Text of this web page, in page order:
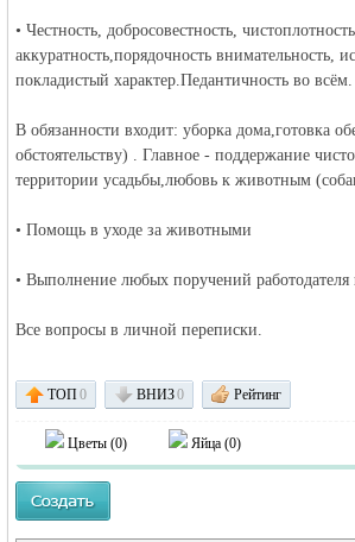
MEINLAND.
• Честность, добросовестность,
аккуратность,порядочность внимательность,
покладистый характер.Педантичность во всём.
В обязанности входит: уборка дома,готовка
обстоятельству) . Главное - поддержание
территории усадьбы,любовь к животным
• Помощь в уходе за животными
• Выполнение любых поручений
Все вопросы в личной переписки.
ТОП0 ВНИЗ0 Рейтинг
Цветы (0) Яйца (0)